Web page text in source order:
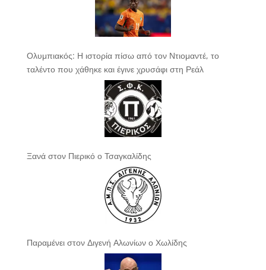
Ολυμπιακός: Η ιστορία πίσω από τον Ντιομαντέ, το
ταλέντο που χάθηκε και έγινε χρυσάφι στη Ρεάλ
Ξανά στον Πιερικό ο Τσαγκαλίδης
Παραμένει στον Διγενή Αλωνίων ο Χωλίδης